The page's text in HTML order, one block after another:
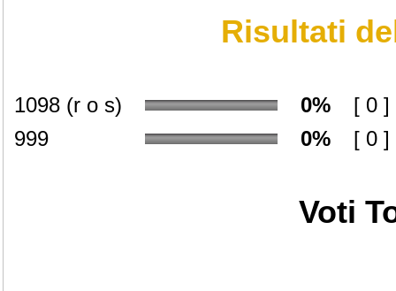
Risultati
1098 (r o s) 0%
[ 0 ]
999
0% [ 0 ]
Voti